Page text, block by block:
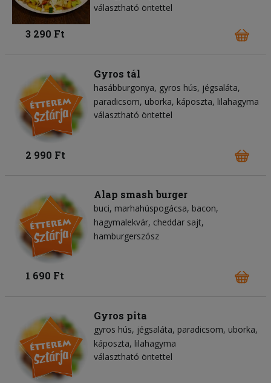
választható öntettel
3 290 Ft
Gyros tál
hasábburgonya gyros hús jégsaláta
paradicsom uborka káposzta lilahagyma
választható öntettel
2 990 Ft
Alap smash burger
buci marhahúspogácsa bacon
hagymalekvár cheddar sajt
hamburgerszósz
1 690 Ft
Gyros pita
gyros hús jégsaláta paradicsom uborka
káposzta lilahagyma
választható öntettel